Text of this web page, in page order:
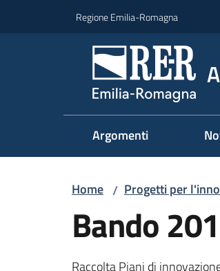
Regione Emilia-Romagna
Argomenti
Home / Progetti per
Bando
Raccolta Piani di